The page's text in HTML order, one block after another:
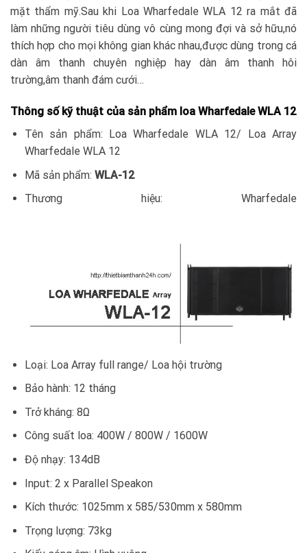
mặt thẩm mỹ.Sau khi Loa Wharfedale WLA 12 ra mắt đã
làm những người tiêu dùng vô cùng mong đợi và sở hữu,nó
thích hợp cho mọi không gian khác nhau,được dùng trong cá
dàn âm thanh chuyên nghiệp hay dàn âm thanh hôi
trường,âm thanh đám cưới…
Thông số kỹ thuật của sản phẩm loa Wharfedale WLA 12
Tên sản phẩm: Loa Wharfedale WLA 12/ Loa Array
Wharfedale WLA 12
Mã sản phẩm: WLA-12
Thương hiệu: Wharfedale
Loại: Loa Array full range/ Loa hội trường
Bảo hành: 12 tháng
Trở kháng: 8Ω
Công suất loa: 400W / 800W / 1600W
Độ nhạy: 134dB
Input: 2 x Parallel Speakon
Kích thước: 1025mm x 585/530mm x 580mm
Trọng lượng: 73kg